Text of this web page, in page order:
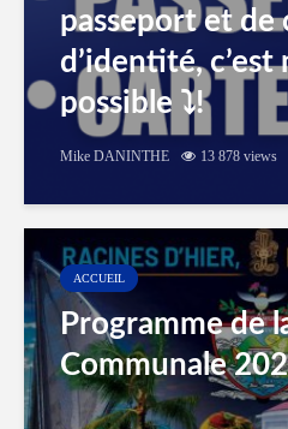
passeport et de
d’identité,
possible ⤵️!
Mike DANINTHE 13 878 views
ACCUEIL
Programme de
Communale